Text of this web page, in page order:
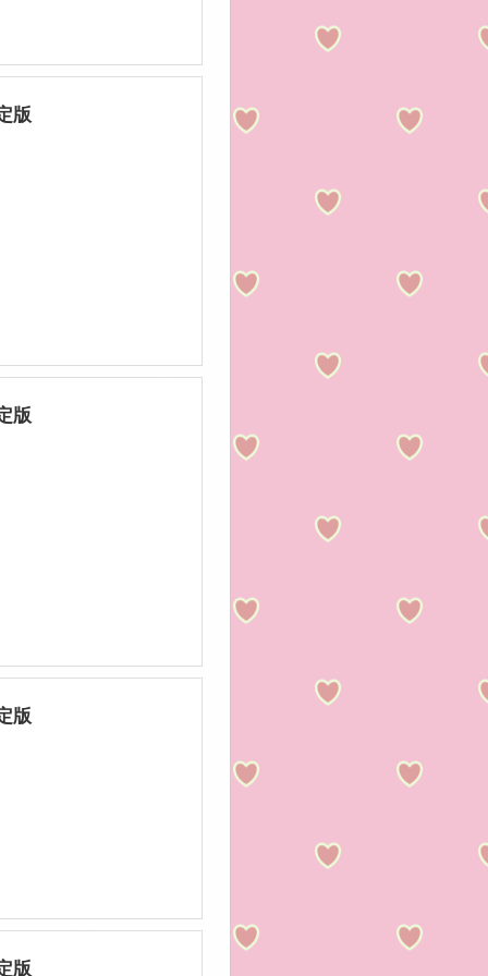
版
版
版
版